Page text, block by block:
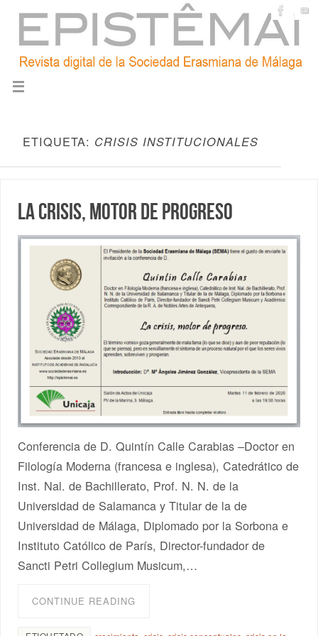
ETIQUETA: CRISIS INSTITUCIONALES
La crisis, motor de progreso
Conferencia de D. Quintín Calle Carabias –Doctor en
Filología Moderna (francesa e inglesa), Catedrático de
Inst. Nal. de Bachillerato, Prof. N. N. de la
Universidad de Salamanca y Titular de la de
Universidad de Málaga, Diplomado por la Sorbona e
Instituto Católico de París, Director-fundador de
Sancti Petri Collegium Musicum,…
CONTINUE READING